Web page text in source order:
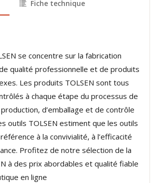
Fiche technique
se concentre sur la fabrication
qualité professionnelle et de produits
Les produits TOLSEN sont tous
à chaque étape du processus de
d’emballage et de contrôle
outils TOLSEN estiment que les outils
à la convivialité, à l’efficacité
Profitez de notre sélection de la
à des prix ​​abordables et qualité fiable
en ligne